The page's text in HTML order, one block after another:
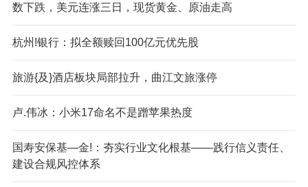
数下跌，美元连涨三日，现货黄金、原油走高
杭州!银行：拟全额赎回100亿元优先股
旅游{及}酒店板块局部拉升，曲江文旅涨停
卢.伟冰：小米17命名不是蹭苹果热度
国寿安保基—金!：夯实行业文化根基——践行信义责任、
建设合规风控体系